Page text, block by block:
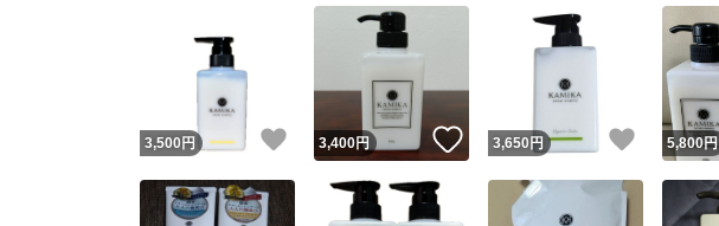
3,500 円 いいね！
3,400円 いいね！
3,650 円 いいね！
5,800円